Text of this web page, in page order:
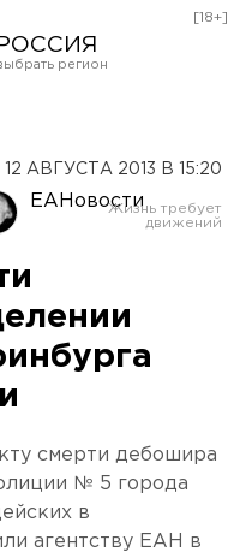
РОССИЯ
Оренбург
[18+]
12 АВГУСТА 2013 В 15:20
ЕАНовости
смерти дебошира
№ 5 города
в
агентству ЕАН в